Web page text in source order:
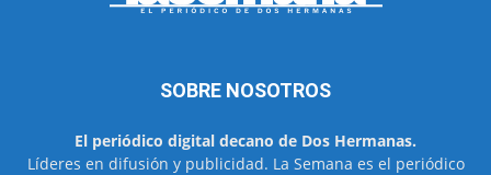
SOBRE NOSOTROS
El periódico digital decano de Dos Hermanas.
Líderes en difusión y publicidad. La Semana es el periódico